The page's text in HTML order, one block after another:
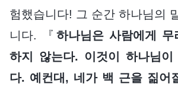
험했습니다! 그 순간 하나님의
니다. 『 하나님은 사람에게
하지 않는다. 이것이 하나님이
다. 예컨대, 네가 백 근을 짊어